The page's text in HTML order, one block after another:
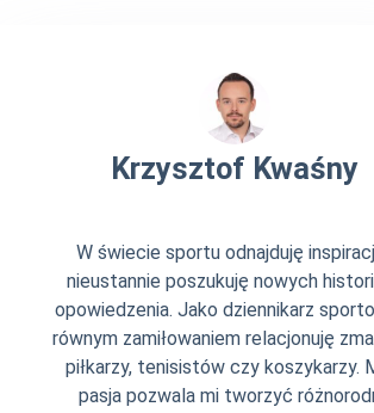
Krzysztof Kwaśny
W świecie sportu odnajduję
nieustannie poszukuję nowych
opowiedzenia. Jako dziennikarz
równym zamiłowaniem relacjonuję
piłkarzy, tenisistów czy koszykarzy.
pasja pozwala mi tworzyć